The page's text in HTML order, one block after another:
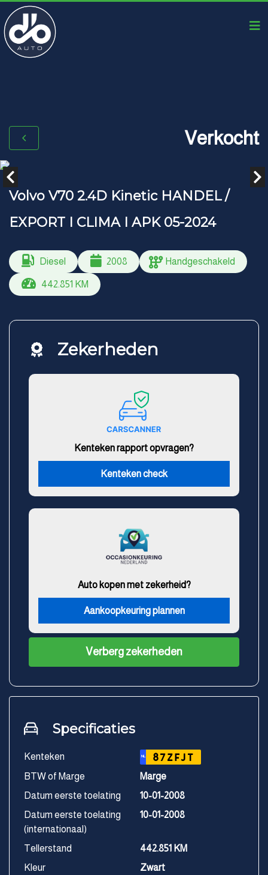
Verkocht
Volvo V70 2.4D Kinetic HANDEL /
EXPORT I CLIMA I APK 05-2024
Diesel 2008 Handgeschakeld
442.851 KM
Zekerheden
Kenteken rapport opvragen?
Kenteken check
Auto kopen met zekerheid?
Aankoopkeuring plannen
Verberg zekerheden
Specificaties
Kenteken NL 87ZFJT
BTW of Marge
Marge
Datum eerste toelating
10-01-2008
Datum eerste toelating
(internationaal)
10-01-2008
Tellerstand
442.851 KM
Kleur
Zwart